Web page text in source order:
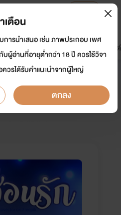
การ์ตูน
มาใหม่
ดรีมแชท ธัญลิสต์
เตือน
การนำเสนอ เช่น ภาพประกอบ เพศ
บผู้อ่านที่อายุต่ำกว่า 18 ปี ควรใช้วิจา
วรได้รับคำแนะนำจากผู้ใหญ่
ตกลง